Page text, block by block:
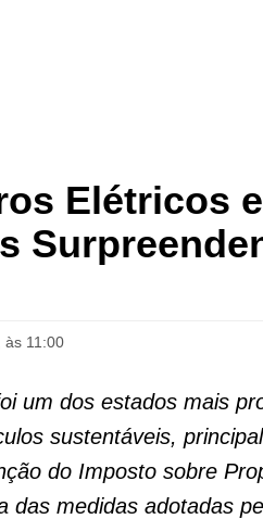
Elétricos
às 11:00
um dos estados mais
sustentáveis,
do Imposto sobre
das medidas adotadas